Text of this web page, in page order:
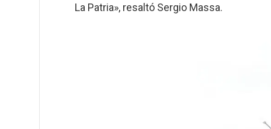
La Patria», resaltó Sergio Massa.